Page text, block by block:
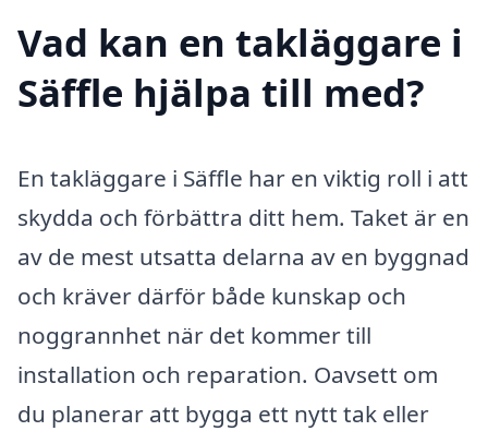
Vad kan en takläggare i
Säffle hjälpa till med?
En takläggare i Säffle har en viktig roll i att
skydda och förbättra ditt hem. Taket är en
av de mest utsatta delarna av en byggnad
och kräver därför både kunskap och
noggrannhet när det kommer till
installation och reparation. Oavsett om
du planerar att bygga ett nytt tak eller